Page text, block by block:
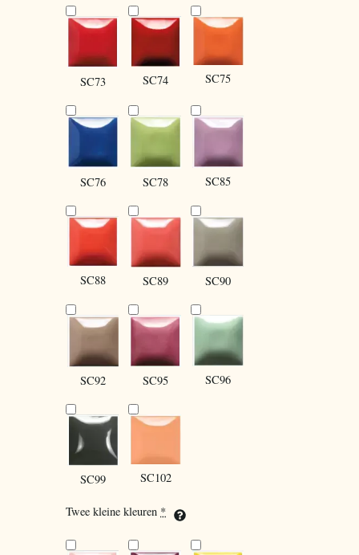
SC73 SC74 SC75
SC76 SC78 SC85
SC88 SC89 SC90
SC92 SC95 SC96
SC99 SC102
Twee kleine kleuren *